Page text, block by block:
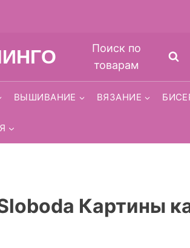
Поиск по
товарам
ВЫШИВАНИЕ ВЯЗАНИЕ
Картины